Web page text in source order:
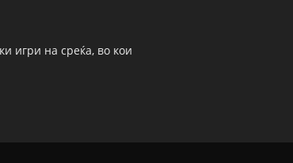
игри на среќа, во кои